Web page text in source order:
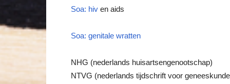
Soa: hiv en aids
Soa: genitale wratten
NHG (nederlands huisartsengenootschap)
NTVG (nederlands tijdschrift voor